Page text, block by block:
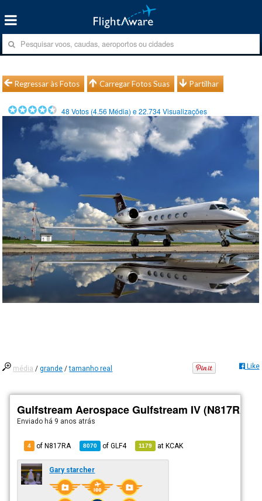
Regressar às Fotos Carregar Fotos Suas Partilhar
48 Votos (4.56 Média) e22.734Visualizações
média /grande /tamanho real Like
Gulfstream Aerospace Gulfstream IV (N817RA)
Enviado há 9 anos atrás
4 of N817RA 8070 ofGLF4 1179 atKCAK
Gary starcher